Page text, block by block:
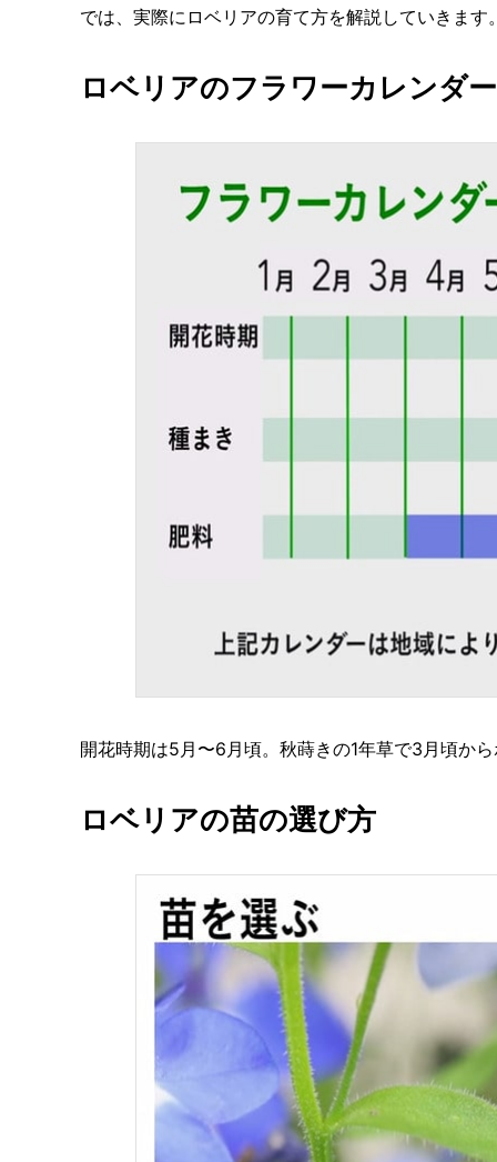
では、実際にロベリアの育て方を解説していきます
ロベリアのフラワーカレンダー
開花時期は5月〜6月頃。秋蒔きの1年草で3月頃か
ロベリアの苗の選び方